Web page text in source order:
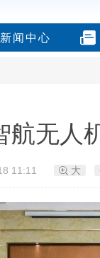
新闻中心
航无人
18 11:11 大